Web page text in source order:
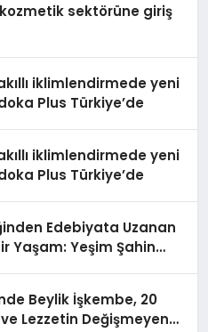
sektörüne giriş
iklimlendirmede yeni
Plus Türkiye’de
iklimlendirmede yeni
Plus Türkiye’de
Edebiyata Uzanan
Yaşam: Yeşim Şahin
Beylik İşkembe, 20
ve Lezzetin Değişmeyen